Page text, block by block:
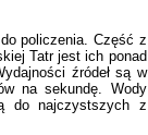
policzenia. Część z
Tatr jest ich ponad
źródeł są w
na sekundę. Wody
do najczystszych z